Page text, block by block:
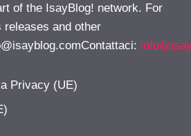
of the IsayBlog! network. For
and other
:
Privacy (UE)